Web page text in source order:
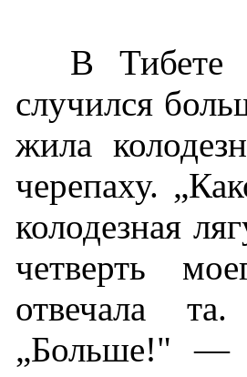
В Тибете
случился
жила
черепаху.
колодезная
четверть
отвечала
„Больше!" —